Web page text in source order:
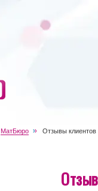
МатБюро Отзывы клиентов